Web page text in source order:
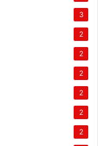
3
2
2
2
2
2
2